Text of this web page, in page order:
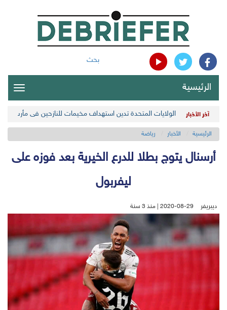
بحث
الرئيسية
آخر الأخبار الولايات المتحدة تدين استهداف مخيمات للنازحين في مأرب
الرئيسية الأخبار رياضة
أرسنال يتوج بطلا للدرع الخيرية بعد فوزه على
ليفربول
ديبريفر 2020-08-29 | منذ 3 سنة